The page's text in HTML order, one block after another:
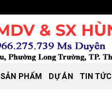
SẢN PHẨM DỰ ÁN TIN TỨC